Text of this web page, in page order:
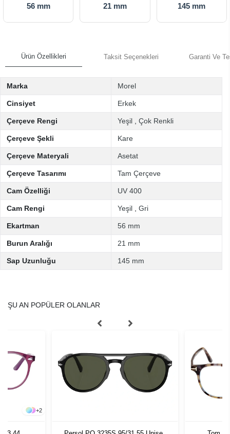
56 mm 21 mm 145 mm
Ürün Özellikleri Taksit Seçenekleri Garanti Ve
Marka Morel
Cinsiyet Erkek
Çerçeve Rengi Yeşil Çok Renkli
Çerçeve Şekli Kare
Çerçeve Materyali Asetat
Çerçeve Tasarımı Tam Çerçeve
Cam Özelliği UV 400
Cam Rengi Yeşil Gri
Ekartman 56 mm
Burun Aralığı 21 mm
Sap Uzunluğu 145 mm
ŞU AN POPÜLER OLANLAR
+2